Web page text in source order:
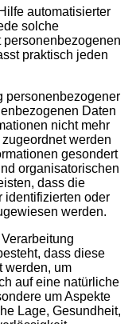
automatisierter
solche
praktisch jeden
personenbezogener
Daten
nicht mehr
werden
gesondert
organisatorischen
dass die
identifizierten oder
werden.
dass diese
werden, um
auf eine natürliche
um Aspekte
Lage, Gesundheit,